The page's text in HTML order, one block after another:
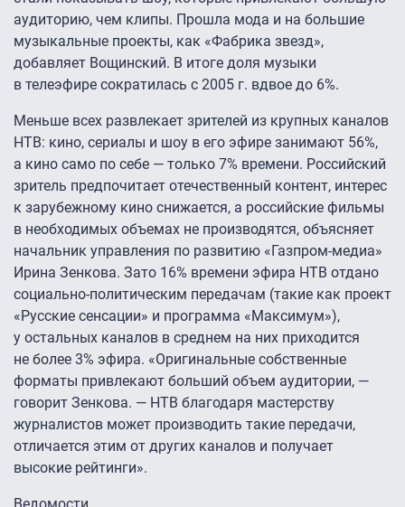
аудиторию, чем клипы. Прошла мода и на большие
музыкальные проекты, как «Фабрика звезд»,
добавляет Вощинский. В итоге доля музыки
в телеэфире сократилась с 2005 г. вдвое до 6%.
Меньше всех развлекает зрителей из крупных каналов
НТВ: кино, сериалы и шоу в его эфире занимают 56%,
а кино само по себе — только 7% времени. Российский
зритель предпочитает отечественный контент, интерес
к зарубежному кино снижается, а российские фильмы
в необходимых объемах не производятся, объясняет
начальник управления по развитию «Газпром-медиа»
Ирина Зенкова. Зато 16% времени эфира НТВ отдано
социально-политическим передачам (такие как проект
«Русские сенсации» и программа «Максимум»),
у остальных каналов в среднем на них приходится
не более 3% эфира. «Оригинальные собственные
форматы привлекают больший объем аудитории, —
говорит Зенкова. — НТВ благодаря мастерству
журналистов может производить такие передачи,
отличается этим от других каналов и получает
высокие рейтинги».